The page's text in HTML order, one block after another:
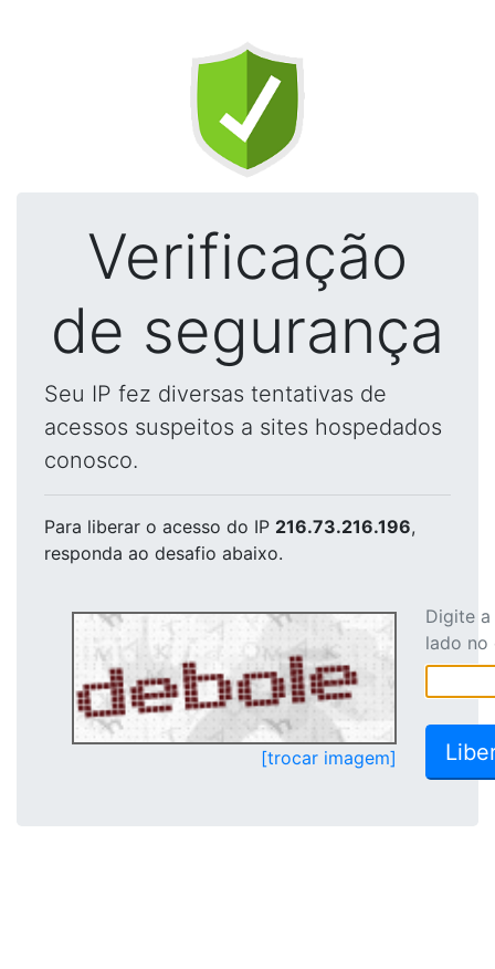
Verificação
de segurança
Seu IP fez diversas tentativas de
acessos suspeitos a sites hospedados
conosco.
Para liberar o acesso do IP 216.73.216.196,
responda ao desafio abaixo.
[trocar imagem]
Digite
lado no